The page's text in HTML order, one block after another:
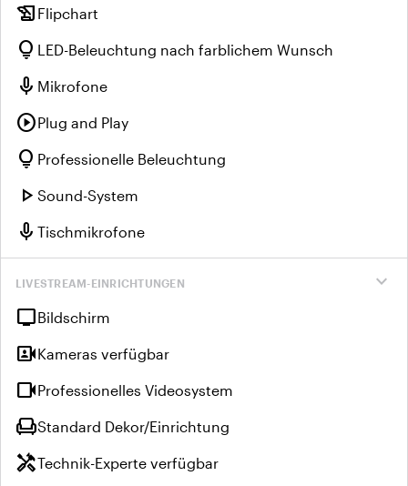
history_edu Flipchart
lightbulb LED-Beleuchtung nach farblichem Wunsch
mic Mikrofone
play_circlePlug and Play
lightbulb Professionelle Beleuchtung
play_arrow Sound-System
mic Tischmikrofone
expand_more
LIVESTREAM-EINRICHTUNGEN
tvBildschirm
video_camera_frontKameras verfügbar
videocamProfessionelles Videosystem
chairStandard Dekor/Einrichtung
handymanTechnik-Experte verfügbar